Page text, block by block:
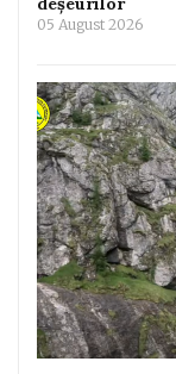
05 August 2026